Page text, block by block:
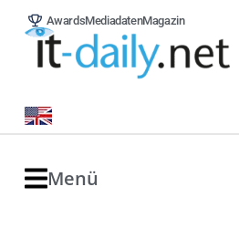
AwardsMediadatenMagazin
Menü